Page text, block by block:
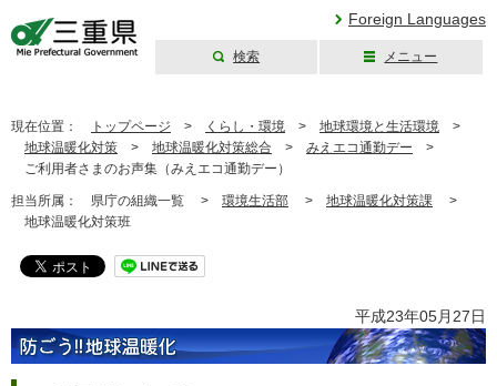
Foreign Languages
検索 メニュー
現在位置： トップページ > くらし・環境 > 地球環境と生活環境 >
地球温暖化対策 > 地球温暖化対策総合 > みえエコ通勤デー >
ご利用者さまのお声集（みえエコ通勤デー）
担当所属： 県庁の組織一覧 > 環境生活部 > 地球温暖化対策課 >
地球温暖化対策班
平成23年05月27日